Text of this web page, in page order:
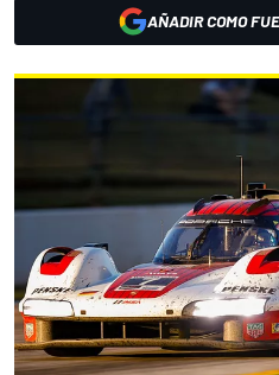
AÑADIR COMO